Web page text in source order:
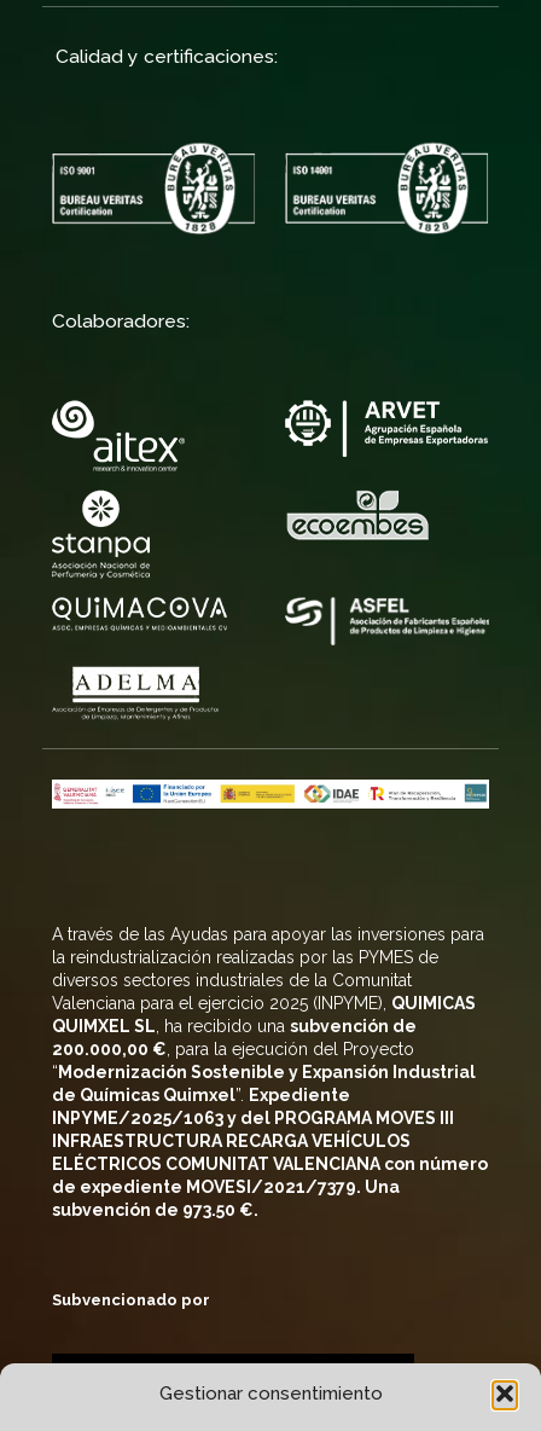
Gestionar consentimiento
Calidad y certificaciones:
Colaboradores:
A través de las Ayudas para apoyar las inversiones para
la reindustrialización realizadas por las PYMES de
diversos sectores industriales de la Comunitat
Valenciana para el ejercicio 2025 (INPYME), QUIMICAS
QUIMXEL SL, ha recibido unasubvención de
200.000,00 €, para la ejecución del Proyecto
“ Modernización Sostenible y Expansión Industrial
de Químicas Quimxel”. Expediente
INPYME/2025/1063 y del PROGRAMA MOVES III
INFRAESTRUCTURA RECARGA VEHÍCULOS
ELÉCTRICOS COMUNITAT VALENCIANA con número
de expediente MOVESI/2021/7379. Una
subvención de 973.50 €.
Subvencionado por